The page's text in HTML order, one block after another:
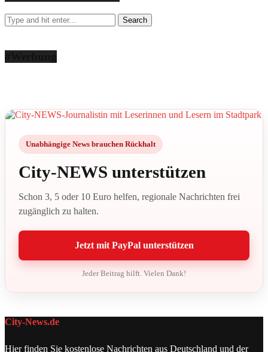
Unabhängige News brauchen Rückhalt
City-NEWS unterstützen
Schon 3, 5 oder 10 Euro helfen, regionale Nachrichten frei
zugänglich zu halten.
Jetzt mit PayPal unterstützen
Jeder Beitrag hilft. Vielen Dank!
City-News.de
Hier finden Sie kostenlose Nachrichten aus Deutschland und der